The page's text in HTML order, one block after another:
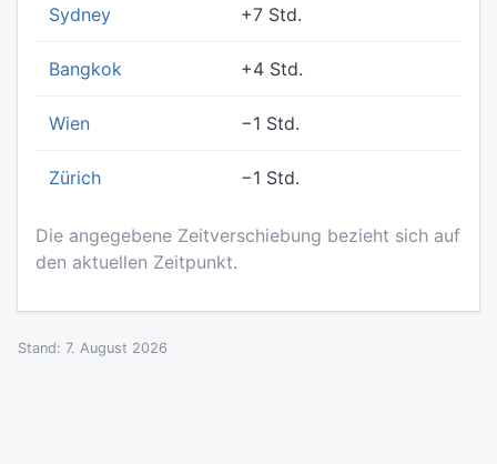
Sydney +7 Std.
Bangkok +4 Std.
Wien −1 Std.
Zürich −1 Std.
Die angegebene Zeitverschiebung bezieht sich auf
den aktuellen Zeitpunkt.
Stand: 7. August 2026